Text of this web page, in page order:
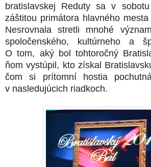
bratislavskej Reduty sa v
záštitou primátora hlavného
Nesrovnala stretli mnohé
spoločenského, kultúrneho a
O tom, aký bol tohtoročný
ňom vystúpil, kto získal
čom si prítomní hostia
v nasledujúcich riadkoch.